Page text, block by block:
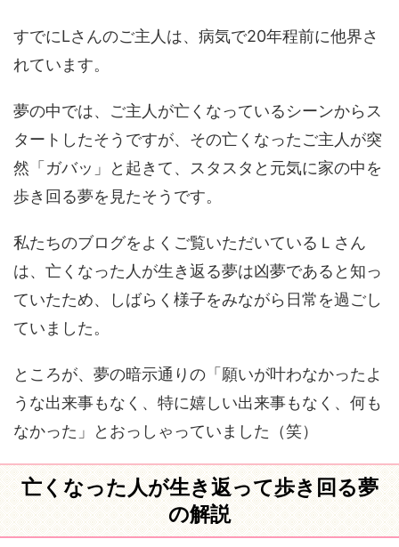
すでにLさんのご主人は、病気で20年程前に他界さ
れています。
夢の中では、ご主人が亡くなっているシーンからス
タートしたそうですが、その亡くなったご主人が突
然「ガバッ」と起きて、スタスタと元気に家の中を
歩き回る夢を見たそうです。
私たちのブログをよくご覧いただいているＬさん
は、亡くなった人が生き返る夢は凶夢であると知っ
ていたため、しばらく様子をみながら日常を過ごし
ていました。
ところが、夢の暗示通りの「願いが叶わなかったよ
うな出来事もなく、特に嬉しい出来事もなく、何も
なかった」とおっしゃっていました（笑）
亡くなった人が生き返って歩き回る夢
の解説